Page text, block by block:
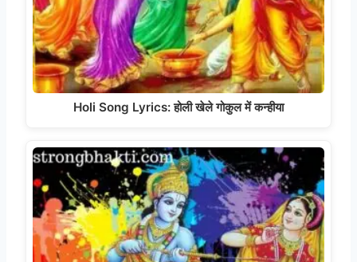
Holi Song Lyrics: होली खेले गोकुल में कन्हीया